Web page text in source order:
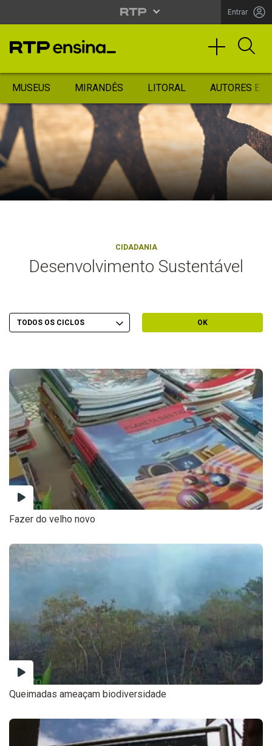
Entrar
MUSEUS MIRANDÊS LITORAL AUTORES
CIDADANIA
Desenvolvimento Sustentável
Filtrar por Ciclo
Escolher Ciclo OK
Fazer do velho novo
Queimadas ameaçam biodiversidade